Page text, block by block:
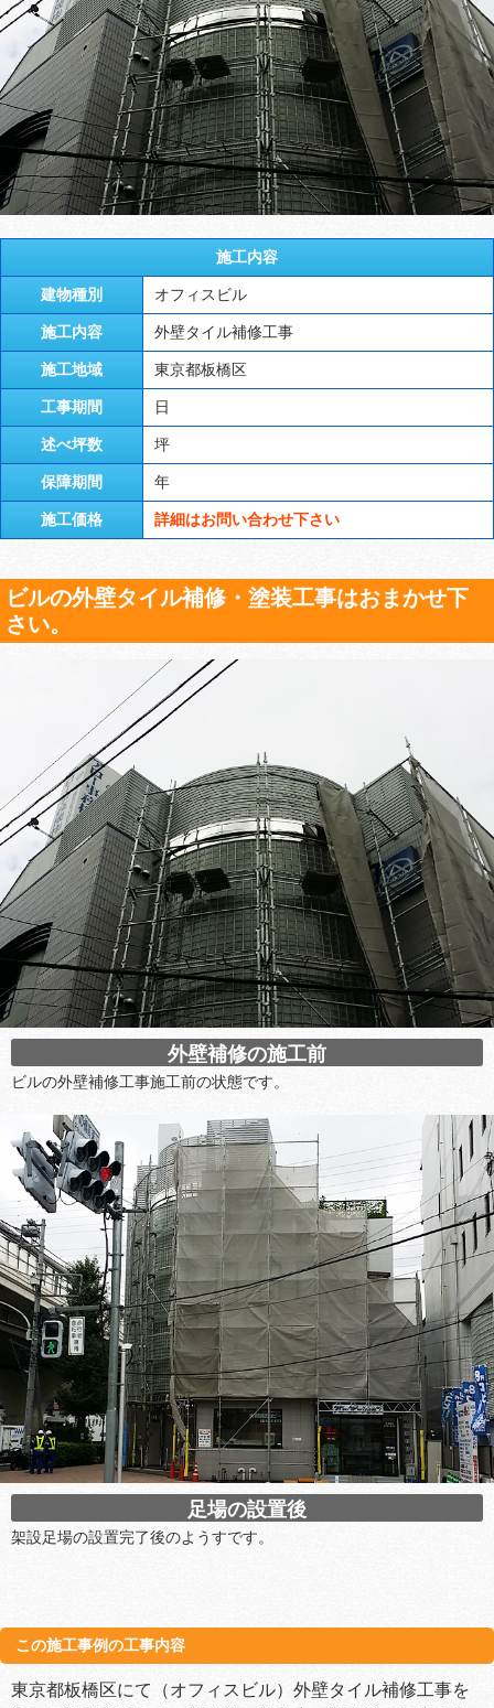
施工内容
建物種別 オフィスビル
施工内容 外壁タイル補修工事
施工地域 東京都板橋区
工事期間 日
述べ坪数 坪
保障期間 年
施工価格 詳細はお問い合わせ下さい
ビルの外壁タイル補修・塗装工事はおまかせ下
さい。
外壁補修の施工前
ビルの外壁補修工事施工前の状態です。
足場の設置後
架設足場の設置完了後のようすです。
この施工事例の工事内容
東京都板橋区にて（オフィスビル）外壁タイル補修工事を